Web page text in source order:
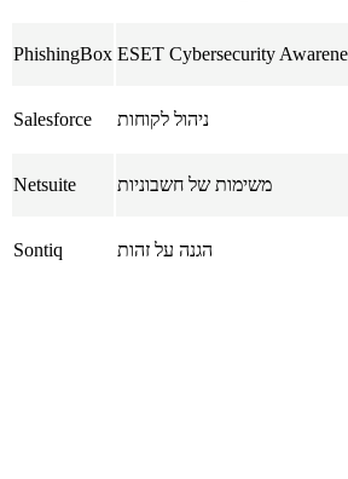
PhishingBox
Salesforce ניהול לקוחות
Netsuite משימות של חשבוניות
Sontiq הגנה על זהות